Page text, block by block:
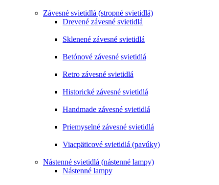
Závesné svietidlá (stropné svietidlá)
Drevené závesné svietidlá
Sklenené závesné svietidlá
Betónové závesné svietidlá
Retro závesné svietidlá
Historické závesné svietidlá
Handmade závesné svietidlá
Priemyselné závesné svietidlá
Viacpäticové svietidlá (pavúky)
Nástenné svietidlá (nástenné lampy)
Nástenné lampy